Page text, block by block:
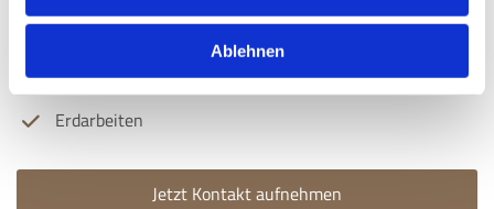
Ablehnen
Baum- und Heckenschnitt
Trockenmauern
Erdarbeiten
Jetzt Kontakt aufnehmen